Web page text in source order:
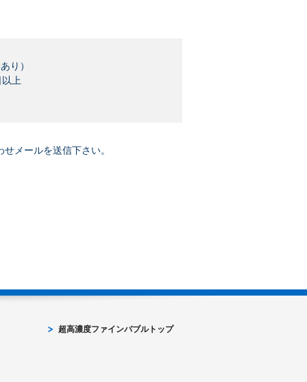
り）
上
メールを送信下さい。
超高濃度ファインバブルトップ